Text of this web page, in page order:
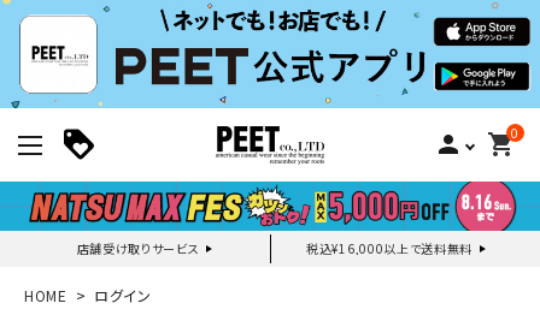
person 0
shopping_cart
店舗受け取りサービス 税込¥16,000以上で送料無料
新規会員登録｜ログイン
HOME ログイン